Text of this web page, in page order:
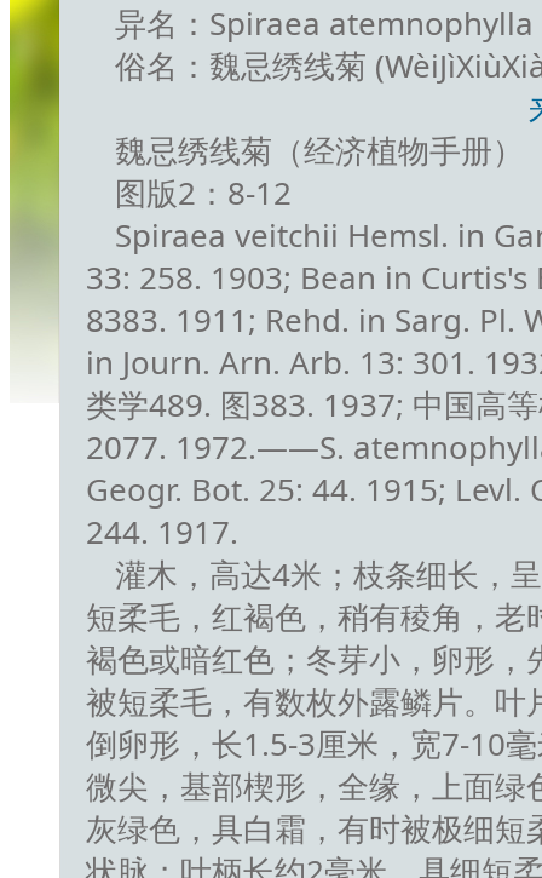
异名：Spiraea atemnophylla
俗名：魏忌绣线菊
魏忌绣线菊（经济植物手册）
图版2：8-12
Spiraea veitchii Hemsl. in
33: 258. 1903; Bean in
8383. 1911; Rehd. in Sarg. Pl.
in Journ. Arn. Arb. 13: 301.
类学489. 图383. 1937; 中国高
2077. 1972.——S.
Geogr. Bot. 25: 44. 1915; Levl.
244. 1917.
灌木，高达4米；枝条细长，
短柔毛，红褐色，稍有稜角，老
褐色或暗红色；冬芽小，卵形，
被短柔毛，有数枚外露鳞片。叶
倒卵形，长1.5-3厘米，宽7-10
微尖，基部楔形，全缘，上面绿
灰绿色，具白霜，有时被极细短